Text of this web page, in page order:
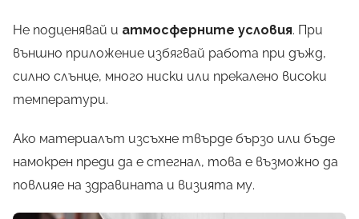
Не подценявай и атмосферните условия. При
външно приложение избягвай работа при дъжд,
силно слънце, много ниски или прекалено високи
температури.
Ако материалът изсъхне твърде бързо или бъде
намокрен преди да е стегнал, това е възможно да
повлияе на здравината и визията му.